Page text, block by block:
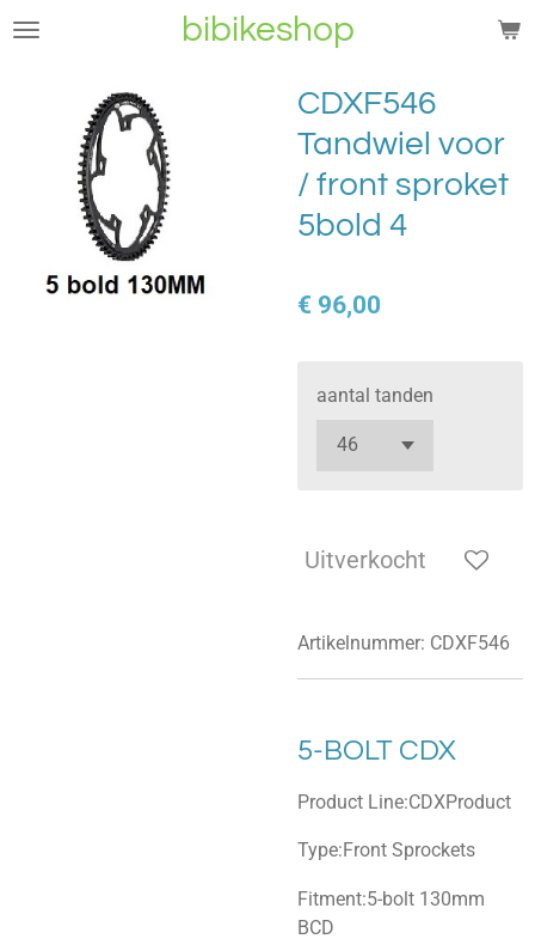
Ga
hoofdinhoud
bibikeshop
CDXF546
Tandwiel voor
/ front sproket
5bold 4
€ 96,00
aantal tanden
Uitverkocht
Artikelnummer: CDXF546
5-BOLT CDX
Product Line:CDXProduct
Type:Front Sprockets
Fitment:5-bolt 130mm
BCD